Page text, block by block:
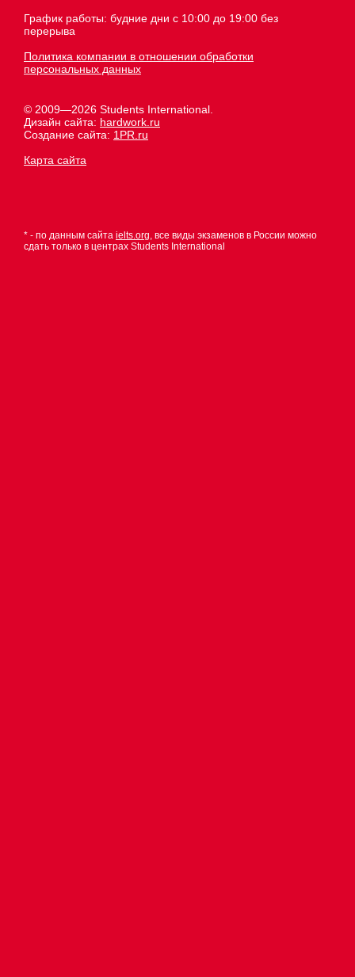
График работы: будние дни с 10:00 до 19:00 без
перерыва
Политика компании в отношении обработки
персональных данных
© 2009—2026 Students International.
Дизайн сайта: hardwork.ru
Создание сайта: 1PR.ru
Карта сайта
* - по данным сайта ielts.org, все виды экзаменов в России можно
сдать только в центрах Students International